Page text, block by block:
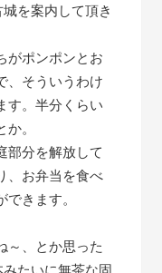
を案内して頂き
がポンポンとお
、そういうわけ
す。半分くらい
。
部分を解放して
、お弁当を食べ
きます。
～、とか思った
たいに無茶な固